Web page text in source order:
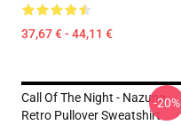
37,67 € - 44,11 €
Call Of The Night - Nazuna
Retro Pullover Sweatshirt
-20%